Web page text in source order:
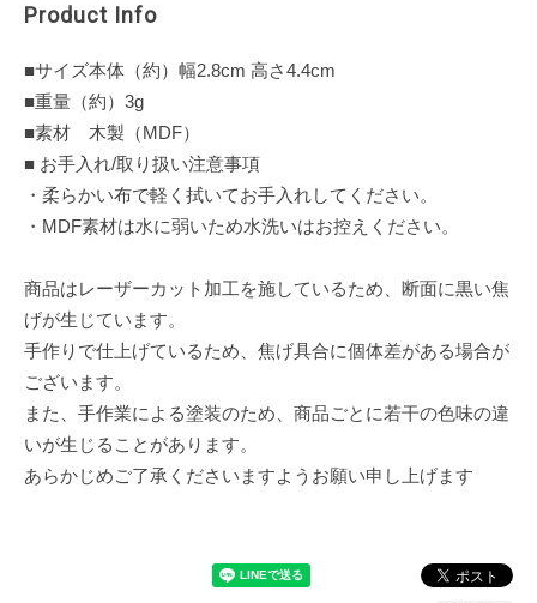
Product Info
■サイズ本体（約）幅2.8cm 高さ4.4cm
■重量（約）3g
■素材 木製（MDF）
■ お手入れ/取り扱い注意事項
・柔らかい布で軽く拭いてお手入れしてください。
・MDF素材は水に弱いため水洗いはお控えください。
商品はレーザーカット加工を施しているため、断面に黒い焦
げが生じています。
手作りで仕上げているため、焦げ具合に個体差がある場合が
ございます。
また、手作業による塗装のため、商品ごとに若干の色味の違
いが生じることがあります。
あらかじめご了承くださいますようお願い申し上げます